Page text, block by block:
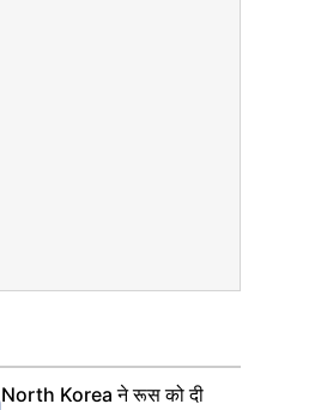
North Korea ने रूस को दी